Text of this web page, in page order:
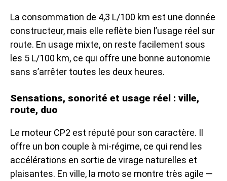
La consommation de 4,3 L/100 km est une donnée
constructeur, mais elle reflète bien l’usage réel sur
route. En usage mixte, on reste facilement sous
les 5 L/100 km, ce qui offre une bonne autonomie
sans s’arrêter toutes les deux heures.
Sensations, sonorité et usage réel : ville,
route, duo
Le moteur CP2 est réputé pour son caractère. Il
offre un bon couple à mi-régime, ce qui rend les
accélérations en sortie de virage naturelles et
plaisantes. En ville, la moto se montre très agile —